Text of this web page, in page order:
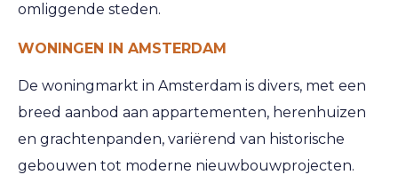
omliggende steden.
WONINGEN IN AMSTERDAM
De woningmarkt in Amsterdam is divers, met een
breed aanbod aan appartementen, herenhuizen
en grachtenpanden, variërend van historische
gebouwen tot moderne nieuwbouwprojecten.